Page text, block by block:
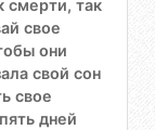
смерти, так
свое
они
свой сон
свое
дней